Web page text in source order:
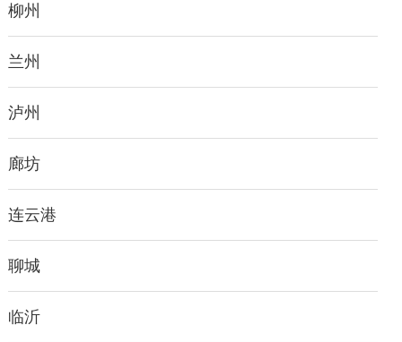
柳州
兰州
泸州
廊坊
连云港
聊城
临沂